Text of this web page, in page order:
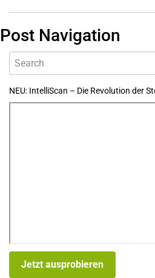
Post Navigation
NEU: IntelliScan – Die Revolution der
Jetzt ausprobieren